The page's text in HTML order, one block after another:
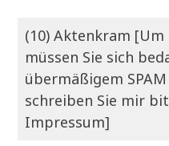
(10) Aktenkram
müssen Sie sich
übermäßigem
schreiben Sie mir
Impressum]